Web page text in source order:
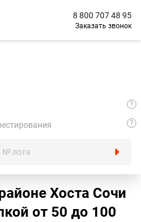
8 800 707 48 95
Заказать звонок
?
?
Хоста Сочи
oт 50 до 100